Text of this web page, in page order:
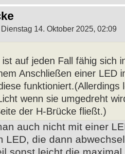
14. Oktober 2025, 02:09
auf jeden Fall fähig sich
Anschließen einer LED
funktioniert.(Allerdings
wenn sie umgedreht
der H-Brücke fließt.)
auch nicht mit einer
LED, die dann